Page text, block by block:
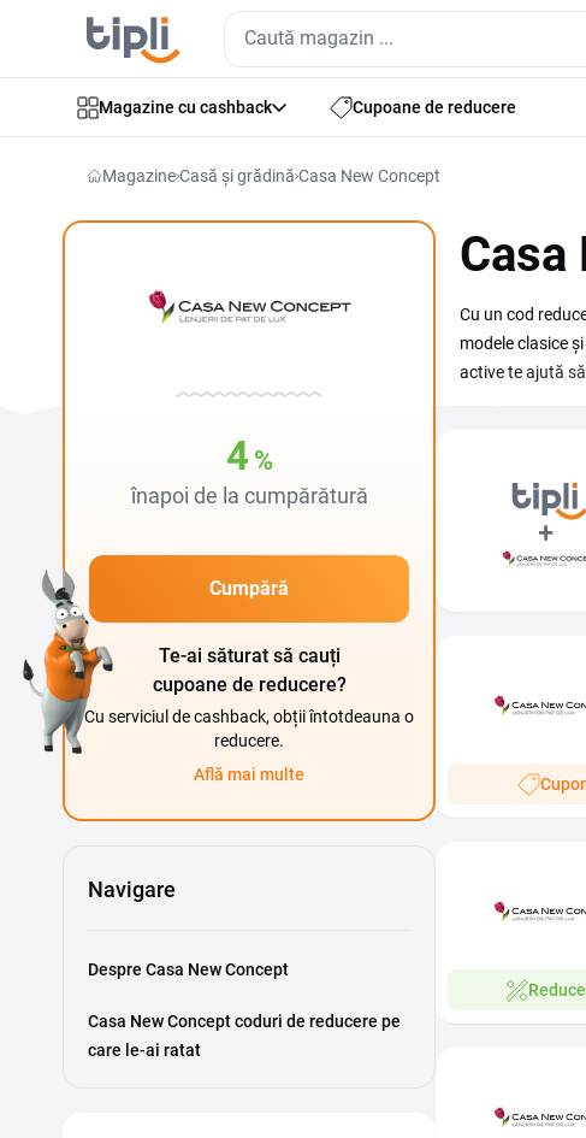
Magazine cu cashback Cupoane de reducere
MagazineCasă și grădină Casa New Concept
4 %
înapoi de la cumpărătură
Cumpără
Te-ai săturat să cauți
cupoane de reducere?
Cu serviciul de cashback, obții întotdeauna o
reducere.
Află mai multe
Navigare
Despre Casa New Concept
Casa New Concept coduri de reducere pe
care le-ai ratat
Casa
Cu un cod
modele clasice
active te ajută
punctuale, cât